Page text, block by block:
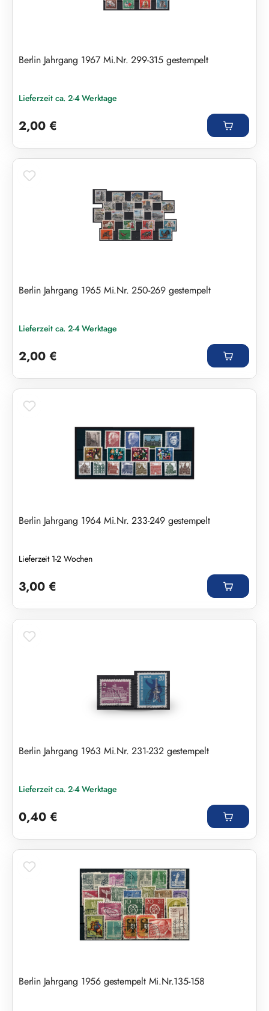
Berlin Jahrgang 1967 Mi.Nr. 299-315 gestempelt
Lieferzeit ca. 2-4 Werktage
2,00 €
Berlin Jahrgang 1965 Mi.Nr. 250-269 gestempelt
Lieferzeit ca. 2-4 Werktage
2,00 €
Berlin Jahrgang 1964 Mi.Nr. 233-249 gestempelt
Lieferzeit 1-2 Wochen
3,00 €
Berlin Jahrgang 1963 Mi.Nr. 231-232 gestempelt
Lieferzeit ca. 2-4 Werktage
0,40 €
Berlin Jahrgang 1956 gestempelt Mi.Nr.135-158